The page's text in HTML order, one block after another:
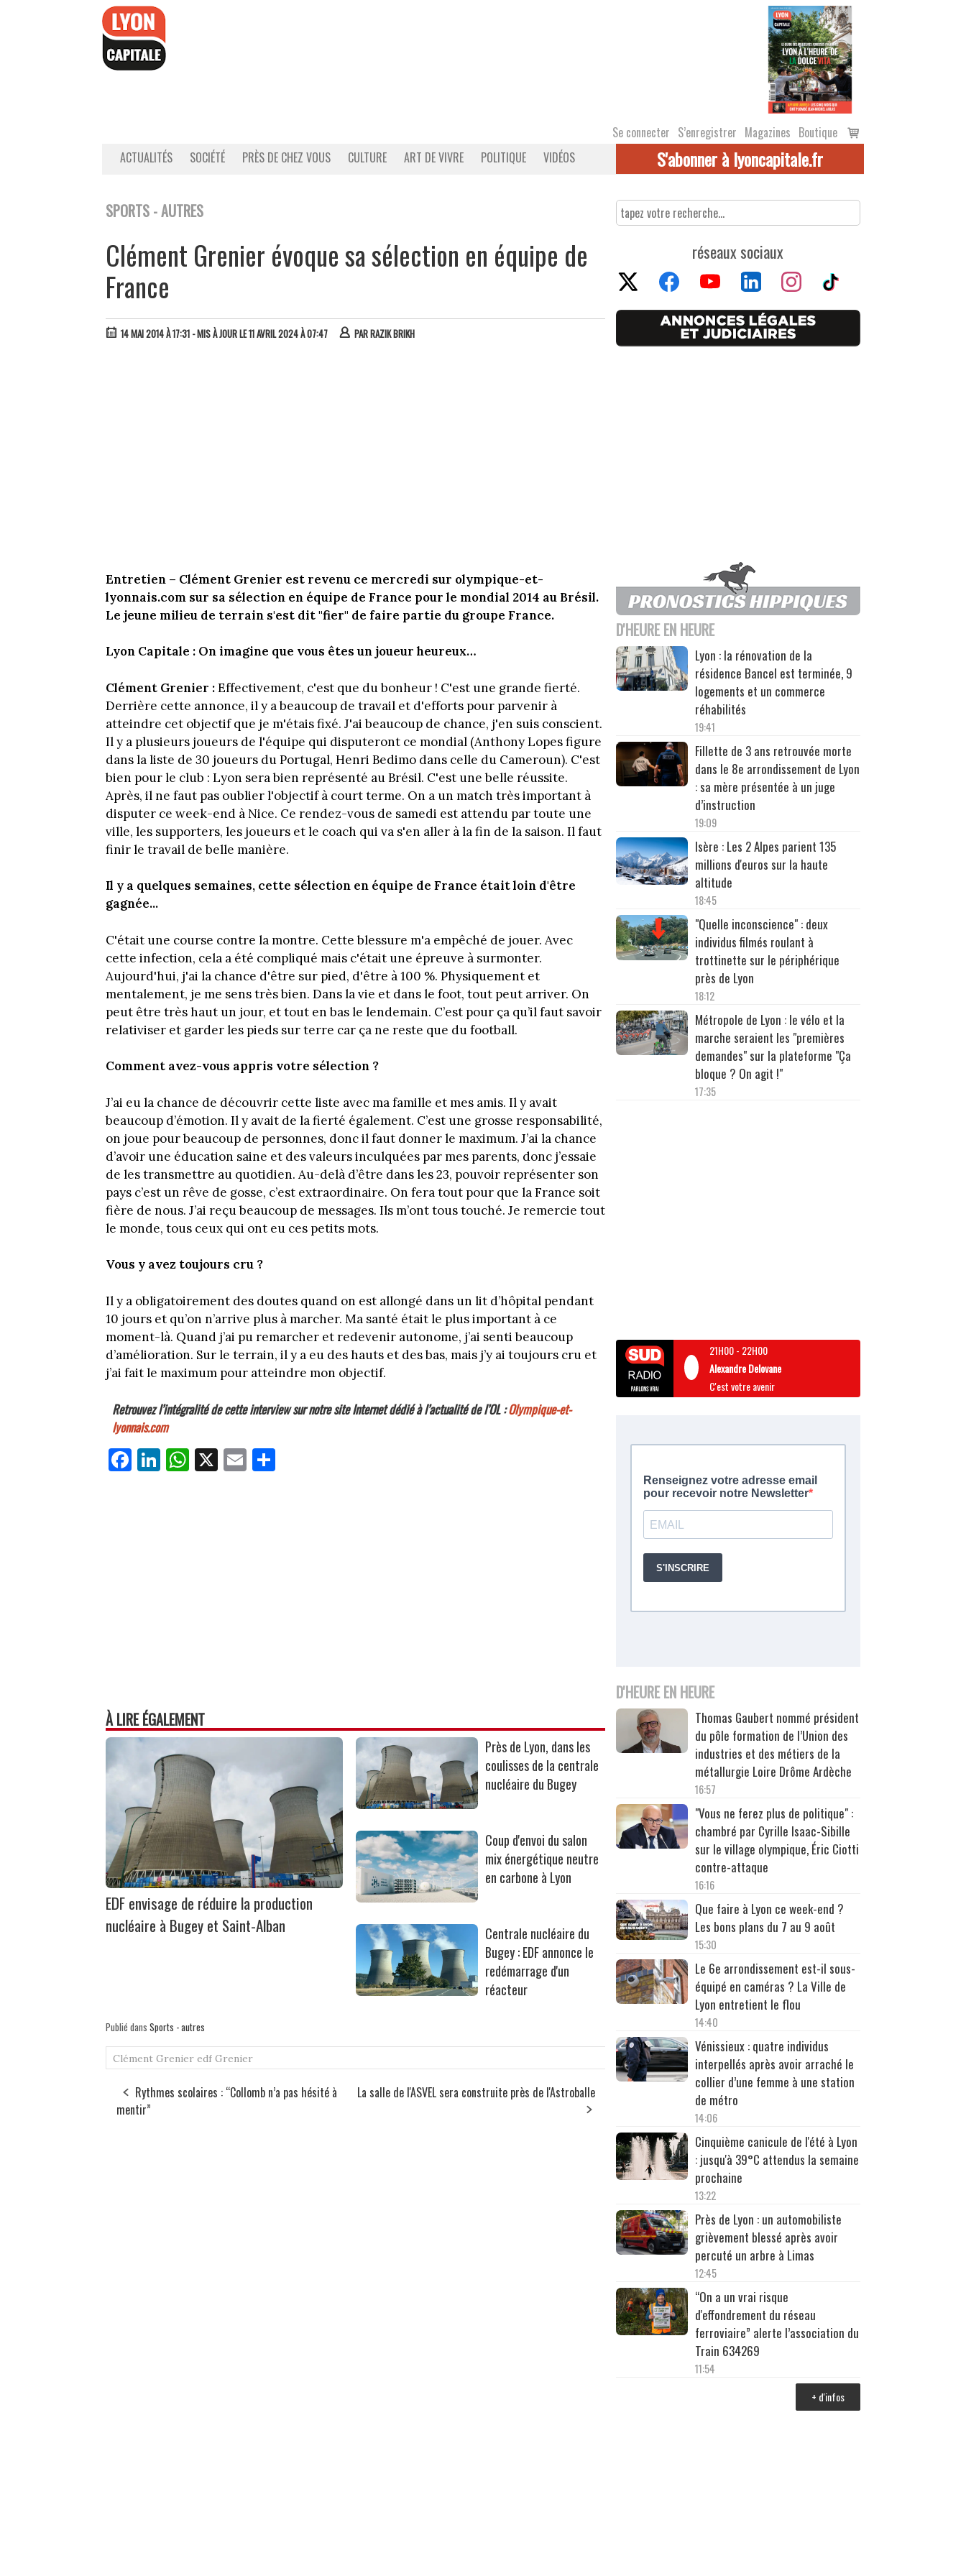
Se connecter S’enregistrer Magazines Boutique
Voir
le
ACTUALITÉS SOCIÉTÉ PRÈS DE CHEZ VOUS CULTURE ART DE VIVRE POLITIQUE VIDÉOS S'abonner à lyoncapitale.fr
SPORTS - AUTRES
Clément Grenier évoque sa sélection en équipe de
France
14 MAI 2014 À 17:31 - MIS À JOUR LE 11 AVRIL 2024 À 07:47 PARRAZIK BRIKH
Entretien – Clément Grenier est revenu ce mercredi sur olympique-et-
lyonnais.com sur sa sélection en équipe de France pour le mondial 2014 au Brésil.
Le jeune milieu de terrain s'est dit "fier" de faire partie du groupe France.
Lyon Capitale : On imagine que vous êtes un joueur heureux…
Clément Grenier :Effectivement, c'est que du bonheur ! C'est une grande fierté.
Derrière cette annonce, il y a beaucoup de travail et d'efforts pour parvenir à
atteindre cet objectif que je m'étais fixé. J'ai beaucoup de chance, j'en suis conscient.
Il y a plusieurs joueurs de l'équipe qui disputeront ce mondial (Anthony Lopes figure
dans la liste de 30 joueurs du Portugal, Henri Bedimo dans celle du Cameroun). C'est
bien pour le club : Lyon sera bien représenté au Brésil. C'est une belle réussite.
Après, il ne faut pas oublier l'objectif à court terme. On a un match très important à
disputer ce week-end à Nice. Ce rendez-vous de samedi est attendu par toute une
ville, les supporters, les joueurs et le coach qui va s'en aller à la fin de la saison. Il faut
finir le travail de belle manière.
Il y a quelques semaines, cette sélection en équipe de France était loin d'être
gagnée...
C'était une course contre la montre. Cette blessure m'a empêché de jouer. Avec
cette infection, cela a été compliqué mais c'était une épreuve à surmonter.
Aujourd'hui, j'ai la chance d'être sur pied, d'être à 100 %. Physiquement et
mentalement, je me sens très bien. Dans la vie et dans le foot, tout peut arriver. On
peut être très haut un jour, et tout en bas le lendemain. C’est pour ça qu’il faut savoir
relativiser et garder les pieds sur terre car ça ne reste que du football.
Comment avez-vous appris votre sélection ?
J’ai eu la chance de découvrir cette liste avec ma famille et mes amis. Il y avait
beaucoup d’émotion. Il y avait de la fierté également. C’est une grosse responsabilité,
on joue pour beaucoup de personnes, donc il faut donner le maximum. J’ai la chance
d’avoir une éducation saine et des valeurs inculquées par mes parents, donc j’essaie
de les transmettre au quotidien. Au-delà d’être dans les 23, pouvoir représenter son
pays c’est un rêve de gosse, c’est extraordinaire. On fera tout pour que la France soit
fière de nous. J’ai reçu beaucoup de messages. Ils m’ont tous touché. Je remercie tout
le monde, tous ceux qui ont eu ces petits mots.
Vous y avez toujours cru ?
Il y a obligatoirement des doutes quand on est allongé dans un lit d’hôpital pendant
10 jours et qu’on n’arrive plus à marcher. Ma santé était le plus important à ce
moment-là. Quand j’ai pu remarcher et redevenir autonome, j’ai senti beaucoup
d’amélioration. Sur le terrain, il y a eu des hauts et des bas, mais j’y ai toujours cru et
j’ai fait le maximum pour atteindre mon objectif.
Retrouvez l’intégralité de cette interview sur notre site Internet dédié à l’actualité de l’OL :Olympique-et-
lyonnais.com
Fa
ce
Li
nk
W
ha
X E
m
À LIRE ÉGALEMENT
EDF envisage de réduire la production
nucléaire à Bugey et Saint-Alban
Près de Lyon, dans les
coulisses de la centrale
nucléaire du Bugey
Coup d'envoi du salon
mix énergétique neutre
en carbone à Lyon
Centrale nucléaire du
Bugey : EDF annonce le
redémarrage d'un
réacteur
Publié dans Sports - autres
Clément Grenier edf Grenier
Rythmes scolaires : “Collomb n’a pas hésité à
mentir”
La salle de l'ASVEL sera construite près de l'Astroballe
réseaux sociaux
D'HEURE EN HEURE
Lyon : la rénovation de la
résidence Bancel est terminée, 9
logements et un commerce
réhabilités
19:41
Fillette de 3 ans retrouvée morte
dans le 8e arrondissement de Lyon
: sa mère présentée à un juge
d’instruction
19:09
Isère : Les 2 Alpes parient 135
millions d'euros sur la haute
altitude
18:45
"Quelle inconscience" : deux
individus filmés roulant à
trottinette sur le périphérique
près de Lyon
18:12
Métropole de Lyon : le vélo et la
marche seraient les "premières
demandes" sur la plateforme "Ça
bloque ? On agit !"
17:35
21H00- 22H00
Alexandre Delovane
C'est votre avenir
D'HEURE EN HEURE
Thomas Gaubert nommé président
du pôle formation de l’Union des
industries et des métiers de la
métallurgie Loire Drôme Ardèche
16:57
"Vous ne ferez plus de politique" :
chambré par Cyrille Isaac-Sibille
sur le village olympique, Éric Ciotti
contre-attaque
16:16
Que faire à Lyon ce week-end ?
Les bons plans du 7 au 9 août
15:30
Le 6e arrondissement est-il sous-
équipé en caméras ? La Ville de
Lyon entretient le flou
14:40
Vénissieux : quatre individus
interpellés après avoir arraché le
collier d’une femme à une station
de métro
14:06
Cinquième canicule de l'été à Lyon
: jusqu'à 39°C attendus la semaine
prochaine
13:22
Près de Lyon : un automobiliste
grièvement blessé après avoir
percuté un arbre à Limas
12:45
“On a un vrai risque
d'effondrement du réseau
ferroviaire” alerte l’association du
Train 634269
11:54
+ d'infos